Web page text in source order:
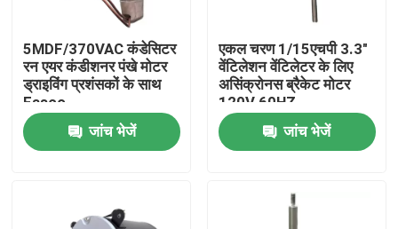
वीडियो
हमारे बारे में
कारखाना भ्रमण
गुणवत्ता नियंत्रण
5MDF/370VAC कंडेसिटर
रन एयर कंडीशनर पंखे मोटर
ड्राइविंग प्रशंसकों के साथ
Fasco
जांच भेजें
एकल चरण 1/15एचपी 3.3"
वेंटिलेशन वेंटिलेटर के लिए
असिंक्रोनस ब्रैकेट मोटर
120V 60HZ
जांच भेजें